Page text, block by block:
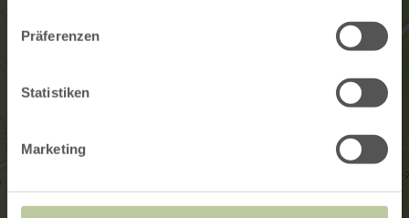
Präferenzen
Statistiken
Marketing